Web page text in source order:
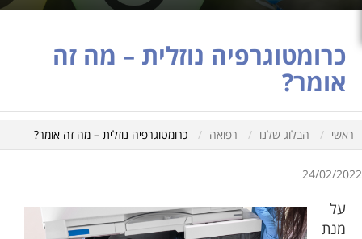
כרומטוגרפיה נוזלית – מה זה
אומר?
ראשי הבלוג שלנו רפואה כרומטוגרפיה נוזלית – מה זה אומר?
24/02/2022
על
מנת